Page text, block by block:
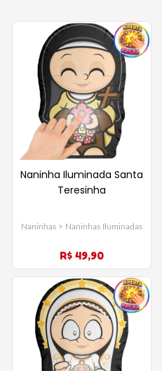
Naninha Iluminada Santa
Teresinha
Naninhas > Naninhas Iluminadas
R$ 49,90